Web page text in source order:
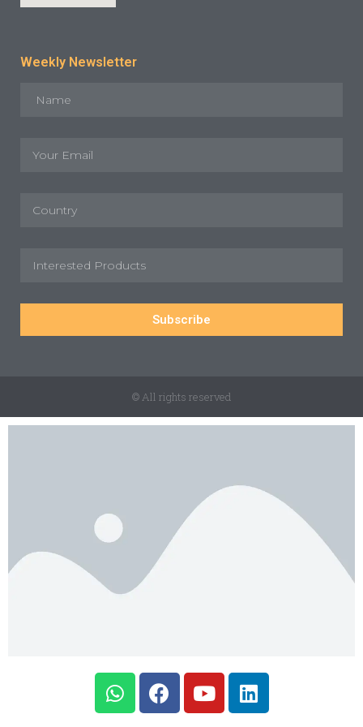
Weekly Newsletter
Subscribe
© All rights reserved